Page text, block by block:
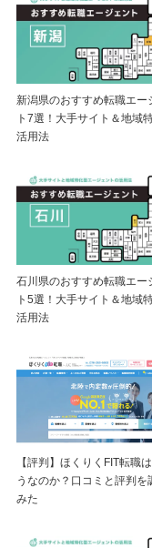
新潟県のおすすめ転職エー
ト7選！大手サイト＆地域
活用法
石川県のおすすめ転職エー
ト5選！大手サイト＆地域
活用法
【評判】ほくりくFIT転職
うなのか？口コミと評判を
みた